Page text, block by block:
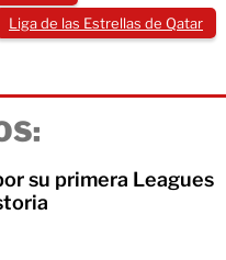
Liga de las Estrellas de Qatar
su primera Leagues